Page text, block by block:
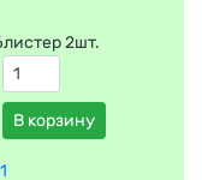
2шт.
В корзину